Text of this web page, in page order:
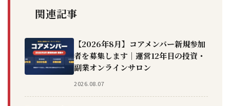
関連記事
【2026年8月】コアメンバー新規参加
者を募集します｜運営12年目の投資・
副業オンラインサロン
2026.08.07